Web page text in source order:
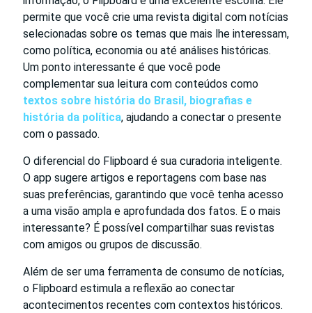
permite que você crie uma revista digital com notícias
selecionadas sobre os temas que mais lhe interessam,
como política, economia ou até análises históricas.
Um ponto interessante é que você pode
complementar sua leitura com conteúdos como
textos sobre história do Brasil, biografias e
história da política, ajudando a conectar o presente
com o passado.
O diferencial do Flipboard é sua curadoria inteligente.
O app sugere artigos e reportagens com base nas
suas preferências, garantindo que você tenha acesso
a uma visão ampla e aprofundada dos fatos. E o mais
interessante? É possível compartilhar suas revistas
com amigos ou grupos de discussão.
Além de ser uma ferramenta de consumo de notícias,
o Flipboard estimula a reflexão ao conectar
acontecimentos recentes com contextos históricos.